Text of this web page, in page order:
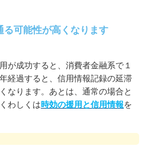
る可能性が高くなります
が成功すると、消費者金融系で１
経過すると、信用情報記録の延滞
なります。あとは、通常の場合と
わしくは時効の援用と信用情報を